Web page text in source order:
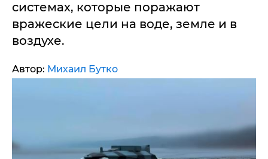
системах, которые поражают
вражеские цели на воде, земле и в
воздухе.
Автор: Михаил Бутко